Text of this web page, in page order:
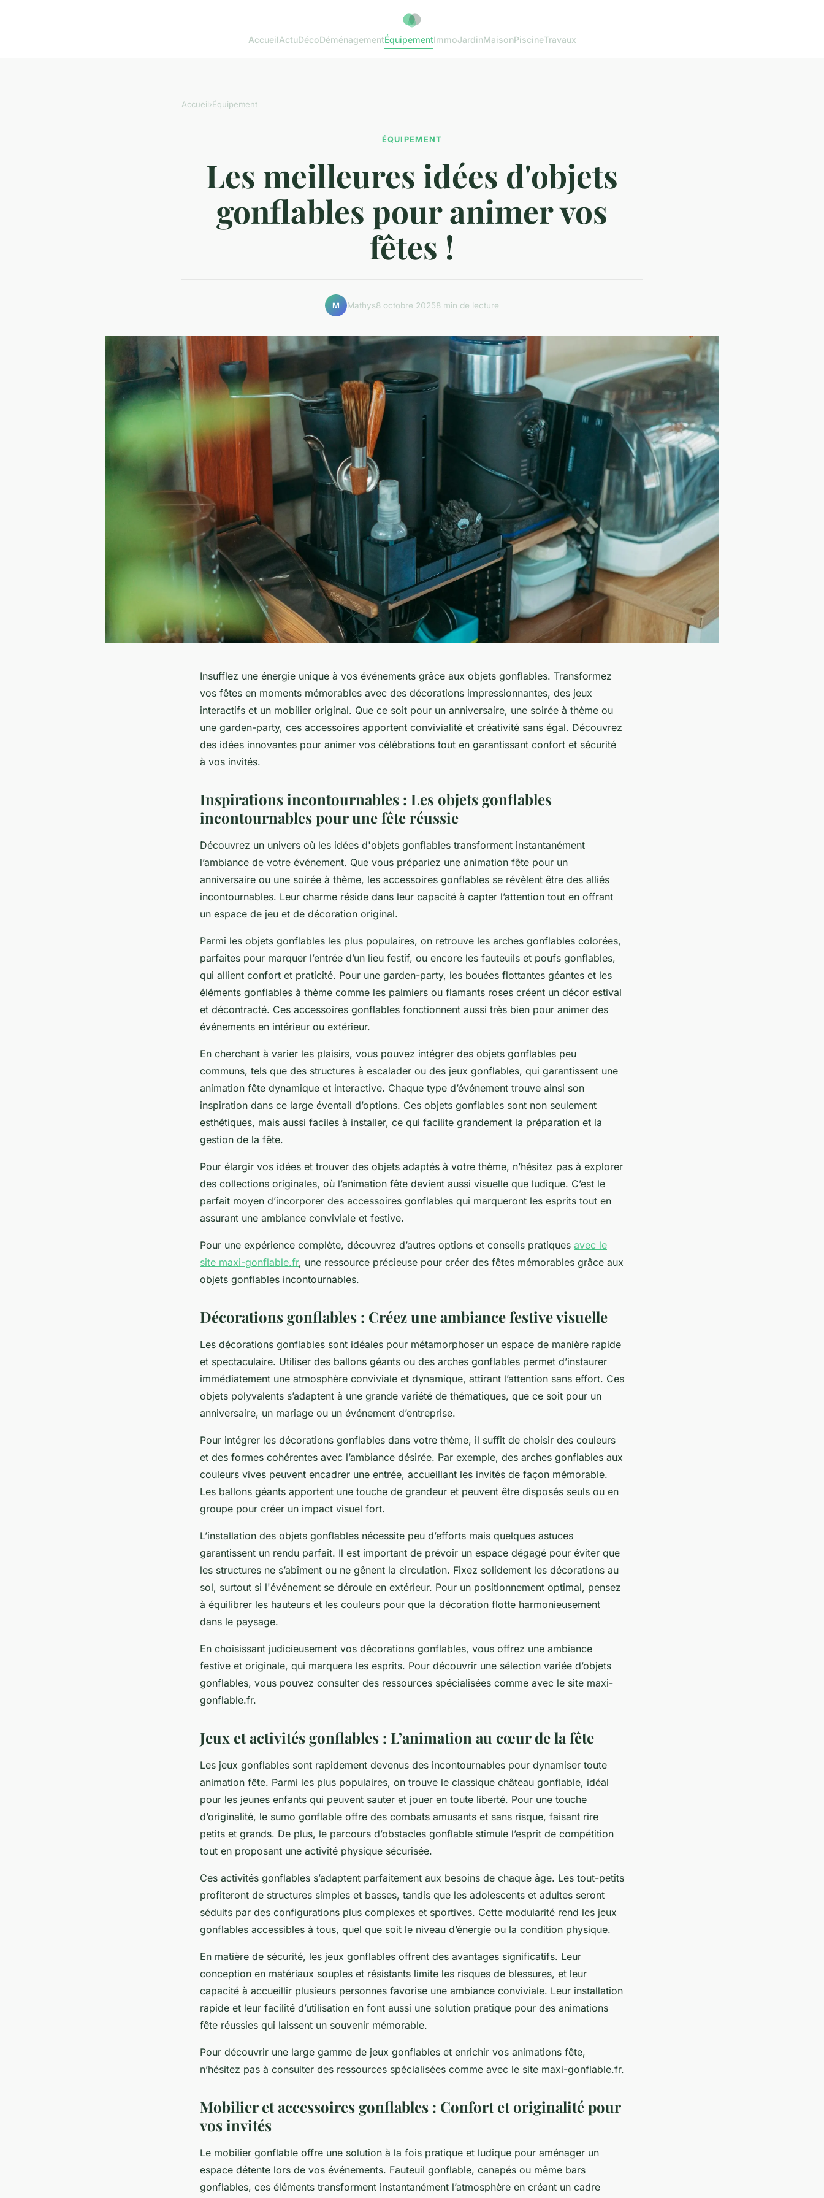
AccueilActuDécoDéménagementÉquipementImmoJardinMaisonPiscineTravaux
Accueil›Équipement
ÉQUIPEMENT
Les meilleures idées d'objets
gonflables pour animer vos
fêtes !
M Mathys8 octobre 20258 min de lecture
Insufflez une énergie unique à vos événements grâce aux objets gonflables. Transformez
vos fêtes en moments mémorables avec des décorations impressionnantes, des jeux
interactifs et un mobilier original. Que ce soit pour un anniversaire, une soirée à thème ou
une garden-party, ces accessoires apportent convivialité et créativité sans égal. Découvrez
des idées innovantes pour animer vos célébrations tout en garantissant confort et sécurité
à vos invités.
Inspirations incontournables : Les objets gonflables
incontournables pour une fête réussie
Découvrez un univers où les idées d'objets gonflables transforment instantanément
l’ambiance de votre événement. Que vous prépariez une animation fête pour un
anniversaire ou une soirée à thème, les accessoires gonflables se révèlent être des alliés
incontournables. Leur charme réside dans leur capacité à capter l’attention tout en offrant
un espace de jeu et de décoration original.
Parmi les objets gonflables les plus populaires, on retrouve les arches gonflables colorées,
parfaites pour marquer l’entrée d’un lieu festif, ou encore les fauteuils et poufs gonflables,
qui allient confort et praticité. Pour une garden-party, les bouées flottantes géantes et les
éléments gonflables à thème comme les palmiers ou flamants roses créent un décor estival
et décontracté. Ces accessoires gonflables fonctionnent aussi très bien pour animer des
événements en intérieur ou extérieur.
En cherchant à varier les plaisirs, vous pouvez intégrer des objets gonflables peu
communs, tels que des structures à escalader ou des jeux gonflables, qui garantissent une
animation fête dynamique et interactive. Chaque type d’événement trouve ainsi son
inspiration dans ce large éventail d’options. Ces objets gonflables sont non seulement
esthétiques, mais aussi faciles à installer, ce qui facilite grandement la préparation et la
gestion de la fête.
Pour élargir vos idées et trouver des objets adaptés à votre thème, n’hésitez pas à explorer
des collections originales, où l’animation fête devient aussi visuelle que ludique. C’est le
parfait moyen d’incorporer des accessoires gonflables qui marqueront les esprits tout en
assurant une ambiance conviviale et festive.
Pour une expérience complète, découvrez d’autres options et conseils pratiques avec le
site maxi-gonflable.fr, une ressource précieuse pour créer des fêtes mémorables grâce aux
objets gonflables incontournables.
Décorations gonflables : Créez une ambiance festive visuelle
Les décorations gonflables sont idéales pour métamorphoser un espace de manière rapide
et spectaculaire. Utiliser des ballons géants ou des arches gonflables permet d’instaurer
immédiatement une atmosphère conviviale et dynamique, attirant l’attention sans effort. Ces
objets polyvalents s’adaptent à une grande variété de thématiques, que ce soit pour un
anniversaire, un mariage ou un événement d’entreprise.
Pour intégrer les décorations gonflables dans votre thème, il suffit de choisir des couleurs
et des formes cohérentes avec l’ambiance désirée. Par exemple, des arches gonflables aux
couleurs vives peuvent encadrer une entrée, accueillant les invités de façon mémorable.
Les ballons géants apportent une touche de grandeur et peuvent être disposés seuls ou en
groupe pour créer un impact visuel fort.
L’installation des objets gonflables nécessite peu d’efforts mais quelques astuces
garantissent un rendu parfait. Il est important de prévoir un espace dégagé pour éviter que
les structures ne s’abîment ou ne gênent la circulation. Fixez solidement les décorations au
sol, surtout si l'événement se déroule en extérieur. Pour un positionnement optimal, pensez
à équilibrer les hauteurs et les couleurs pour que la décoration flotte harmonieusement
dans le paysage.
En choisissant judicieusement vos décorations gonflables, vous offrez une ambiance
festive et originale, qui marquera les esprits. Pour découvrir une sélection variée d’objets
gonflables, vous pouvez consulter des ressources spécialisées comme avec le site maxi-
gonflable.fr.
Jeux et activités gonflables : L’animation au cœur de la fête
Les jeux gonflables sont rapidement devenus des incontournables pour dynamiser toute
animation fête. Parmi les plus populaires, on trouve le classique château gonflable, idéal
pour les jeunes enfants qui peuvent sauter et jouer en toute liberté. Pour une touche
d’originalité, le sumo gonflable offre des combats amusants et sans risque, faisant rire
petits et grands. De plus, le parcours d’obstacles gonflable stimule l’esprit de compétition
tout en proposant une activité physique sécurisée.
Ces activités gonflables s’adaptent parfaitement aux besoins de chaque âge. Les tout-petits
profiteront de structures simples et basses, tandis que les adolescents et adultes seront
séduits par des configurations plus complexes et sportives. Cette modularité rend les jeux
gonflables accessibles à tous, quel que soit le niveau d’énergie ou la condition physique.
En matière de sécurité, les jeux gonflables offrent des avantages significatifs. Leur
conception en matériaux souples et résistants limite les risques de blessures, et leur
capacité à accueillir plusieurs personnes favorise une ambiance conviviale. Leur installation
rapide et leur facilité d’utilisation en font aussi une solution pratique pour des animations
fête réussies qui laissent un souvenir mémorable.
Pour découvrir une large gamme de jeux gonflables et enrichir vos animations fête,
n’hésitez pas à consulter des ressources spécialisées comme avec le site maxi-gonflable.fr.
Mobilier et accessoires gonflables : Confort et originalité pour
vos invités
Le mobilier gonflable offre une solution à la fois pratique et ludique pour aménager un
espace détente lors de vos événements. Fauteuil gonflable, canapés ou même bars
gonflables, ces éléments transforment instantanément l’atmosphère en créant un cadre